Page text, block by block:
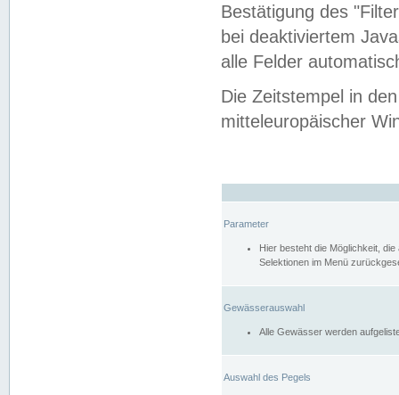
Bestätigung des
bei deaktiviertem
alle Felder
Die Zeitstempel in
mitteleuropäischer
Parameter
Hier besteht die Möglichkeit,
Selektionen im Menü
Gewässerauswahl
Alle Gewässer werden
Auswahl des Pegels